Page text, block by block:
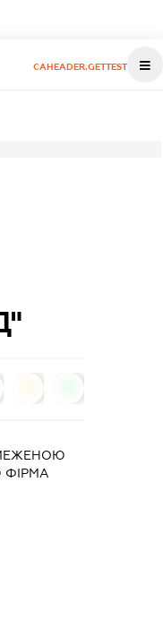
CAHEADER.GETTEST
ФІРМА